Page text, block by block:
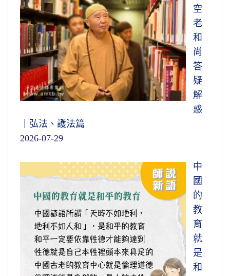
空
老
和
尚
答
疑
解
惑
｜弘法、護法篇
2026-07-29
中
國
的
教
育
就
是
和